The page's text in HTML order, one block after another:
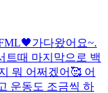
가다왔어요~.
트때 마지막으로 백
뭐 어쩌겠어🥰 어
운동도 조금씩 하